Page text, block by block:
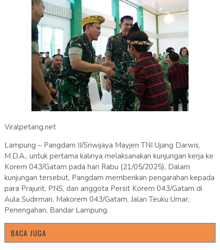
Viralpetang.net
Lampung – Pangdam II/Sriwijaya Mayjen TNI Ujang Darwis,
M.D.A., untuk pertama kalinya melaksanakan kunjungan kerja ke
Korem 043/Gatam pada hari Rabu (21/05/2025), Dalam
kunjungan tersebut, Pangdam memberikan pengarahan kepada
para Prajurit, PNS, dan anggota Persit Korem 043/Gatam di
Aula Sudirman, Makorem 043/Gatam, Jalan Teuku Umar,
Penengahan, Bandar Lampung.
BACA JUGA